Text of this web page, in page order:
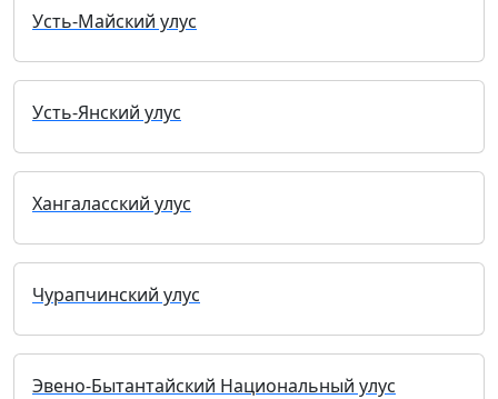
Усть-Майский улус
Усть-Янский улус
Хангаласский улус
Чурапчинский улус
Эвено-Бытантайский Национальный улус